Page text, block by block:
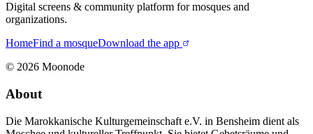
Digital screens & community platform for mosques and
organizations.
HomeFind a mosqueDownload the app
© 2026 Moonode
About
Die Marokkanische Kulturgemeinschaft e.V. in Bensheim dient als